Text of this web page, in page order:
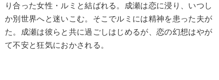
り合った女性・ルミと結ばれる。成瀬は恋に浸り、いつし
か別世界へと迷いこむ。そこでルミには精神を患った夫が
た。成瀬は彼らと共に過ごしはじめるが、恋の幻想はやが
て不安と狂気におかされる。